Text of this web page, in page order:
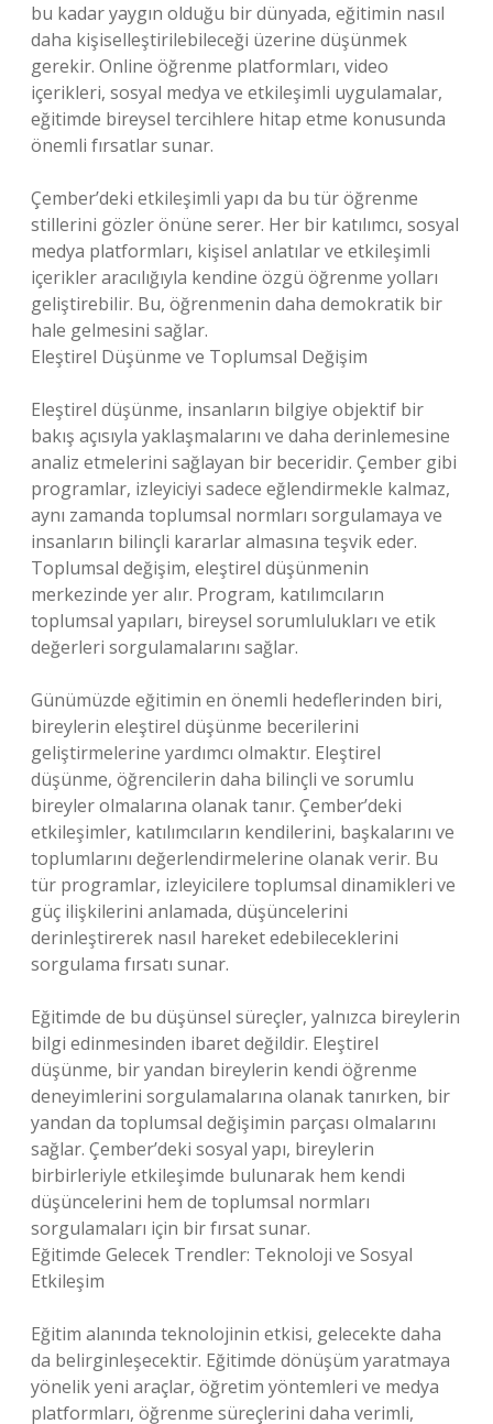
bu kadar yaygın olduğu bir dünyada, eğitimin nasıl
daha kişiselleştirilebileceği üzerine düşünmek
gerekir. Online öğrenme platformları, video
içerikleri, sosyal medya ve etkileşimli uygulamalar,
eğitimde bireysel tercihlere hitap etme konusunda
önemli fırsatlar sunar.
Çember’deki etkileşimli yapı da bu tür öğrenme
stillerini gözler önüne serer. Her bir katılımcı, sosyal
medya platformları, kişisel anlatılar ve etkileşimli
içerikler aracılığıyla kendine özgü öğrenme yolları
geliştirebilir. Bu, öğrenmenin daha demokratik bir
hale gelmesini sağlar.
Eleştirel Düşünme ve Toplumsal Değişim
Eleştirel düşünme, insanların bilgiye objektif bir
bakış açısıyla yaklaşmalarını ve daha derinlemesine
analiz etmelerini sağlayan bir beceridir. Çember gibi
programlar, izleyiciyi sadece eğlendirmekle kalmaz,
aynı zamanda toplumsal normları sorgulamaya ve
insanların bilinçli kararlar almasına teşvik eder.
Toplumsal değişim, eleştirel düşünmenin
merkezinde yer alır. Program, katılımcıların
toplumsal yapıları, bireysel sorumlulukları ve etik
değerleri sorgulamalarını sağlar.
Günümüzde eğitimin en önemli hedeflerinden biri,
bireylerin eleştirel düşünme becerilerini
geliştirmelerine yardımcı olmaktır. Eleştirel
düşünme, öğrencilerin daha bilinçli ve sorumlu
bireyler olmalarına olanak tanır. Çember’deki
etkileşimler, katılımcıların kendilerini, başkalarını ve
toplumlarını değerlendirmelerine olanak verir. Bu
tür programlar, izleyicilere toplumsal dinamikleri ve
güç ilişkilerini anlamada, düşüncelerini
derinleştirerek nasıl hareket edebileceklerini
sorgulama fırsatı sunar.
Eğitimde de bu düşünsel süreçler, yalnızca bireylerin
bilgi edinmesinden ibaret değildir. Eleştirel
düşünme, bir yandan bireylerin kendi öğrenme
deneyimlerini sorgulamalarına olanak tanırken, bir
yandan da toplumsal değişimin parçası olmalarını
sağlar. Çember’deki sosyal yapı, bireylerin
birbirleriyle etkileşimde bulunarak hem kendi
düşüncelerini hem de toplumsal normları
sorgulamaları için bir fırsat sunar.
Eğitimde Gelecek Trendler: Teknoloji ve Sosyal
Etkileşim
Eğitim alanında teknolojinin etkisi, gelecekte daha
da belirginleşecektir. Eğitimde dönüşüm yaratmaya
yönelik yeni araçlar, öğretim yöntemleri ve medya
platformları, öğrenme süreçlerini daha verimli,